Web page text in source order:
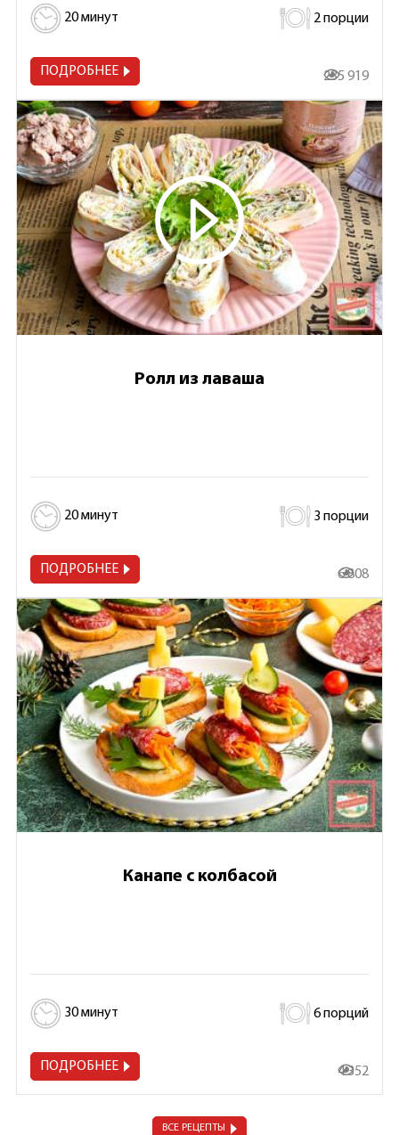
20 минут 2 порции
ПОДРОБНЕЕ 235 919
Ролл из лаваша
20 минут 3 порции
ПОДРОБНЕЕ 6 808
Канапе с колбасой
30 минут 6 порций
ПОДРОБНЕЕ 4 352
ВСЕ РЕЦЕПТЫ